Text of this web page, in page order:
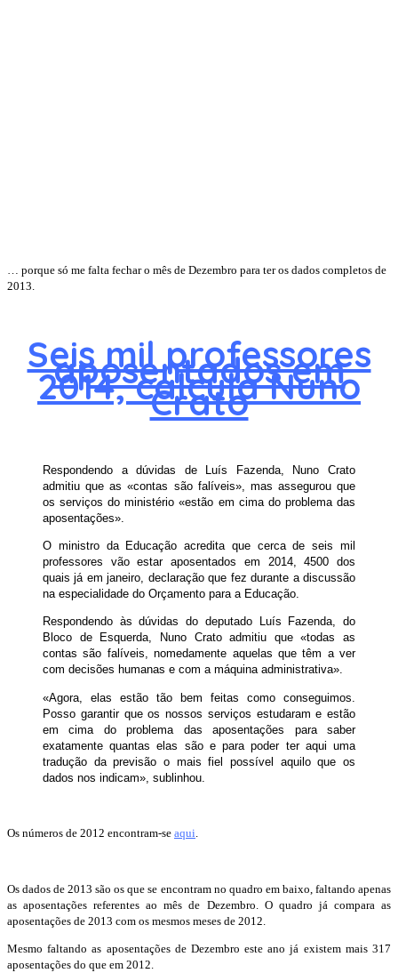
… porque só me falta fechar o mês de Dezembro para ter os dados completos de
2013.
Seis mil professores
aposentados em
2014, calcula Nuno
Crato
Respondendo a dúvidas de Luís Fazenda, Nuno Crato
admitiu que as «contas são falíveis», mas assegurou que
os serviços do ministério «estão em cima do problema das
aposentações».
O ministro da Educação acredita que cerca de seis mil
professores vão estar aposentados em 2014, 4500 dos
quais já em janeiro, declaração que fez durante a discussão
na especialidade do Orçamento para a Educação.
Respondendo às dúvidas do deputado Luís Fazenda, do
Bloco de Esquerda, Nuno Crato admitiu que «todas as
contas são falíveis, nomedamente aquelas que têm a ver
com decisões humanas e com a máquina administrativa».
«Agora, elas estão tão bem feitas como conseguimos.
Posso garantir que os nossos serviços estudaram e estão
em cima do problema das aposentações para saber
exatamente quantas elas são e para poder ter aqui uma
tradução da previsão o mais fiel possível aquilo que os
dados nos indicam», sublinhou.
Os números de 2012 encontram-se aqui.
Os dados de 2013 são os que se encontram no quadro em baixo, faltando apenas
as aposentações referentes ao mês de Dezembro. O quadro já compara as
aposentações de 2013 com os mesmos meses de 2012.
Mesmo faltando as aposentações de Dezembro este ano já existem mais 317
aposentações do que em 2012.